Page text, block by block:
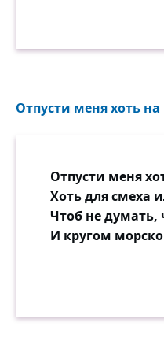
А в палате
друг,
Вот стоять,
Иль валяться
От веселья и
Это хуже,
Только те, кого в
— От каких вы там
Отпусти меня хоть
Отпусти меня
Хоть для смеха
Чтоб не думать,
И кругом